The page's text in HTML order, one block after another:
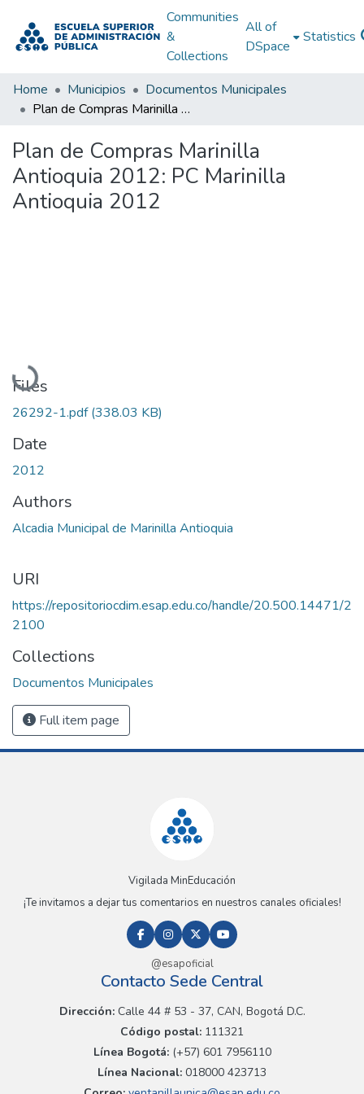
Communities
&
Collections
All of
DSpace
Statistics
Home Municipios
Documentos Municipales
Plan de Compras Marinilla Antioquia 2012: PC Marinilla Antioquia 2012
Plan de Compras Marinilla
Antioquia 2012: PC Marinilla
Antioquia 2012
Loading...
Files
26292-1.pdf(338.03 KB)
Date
2012
Authors
Alcadia Municipal de Marinilla Antioquia
URI
https://repositoriocdim.esap.edu.co/handle/20.500.14471/2
2100
Collections
Documentos Municipales
Full item page
Vigilada MinEducación
¡Te invitamos a dejar tus comentarios en nuestros canales oficiales!
@esapoficial
Contacto Sede Central
Dirección:Calle 44 # 53 - 37, CAN, Bogotá D.C.
Código postal: 111321
Línea Bogotá:(+57) 601 7956110
Línea Nacional: 018000 423713